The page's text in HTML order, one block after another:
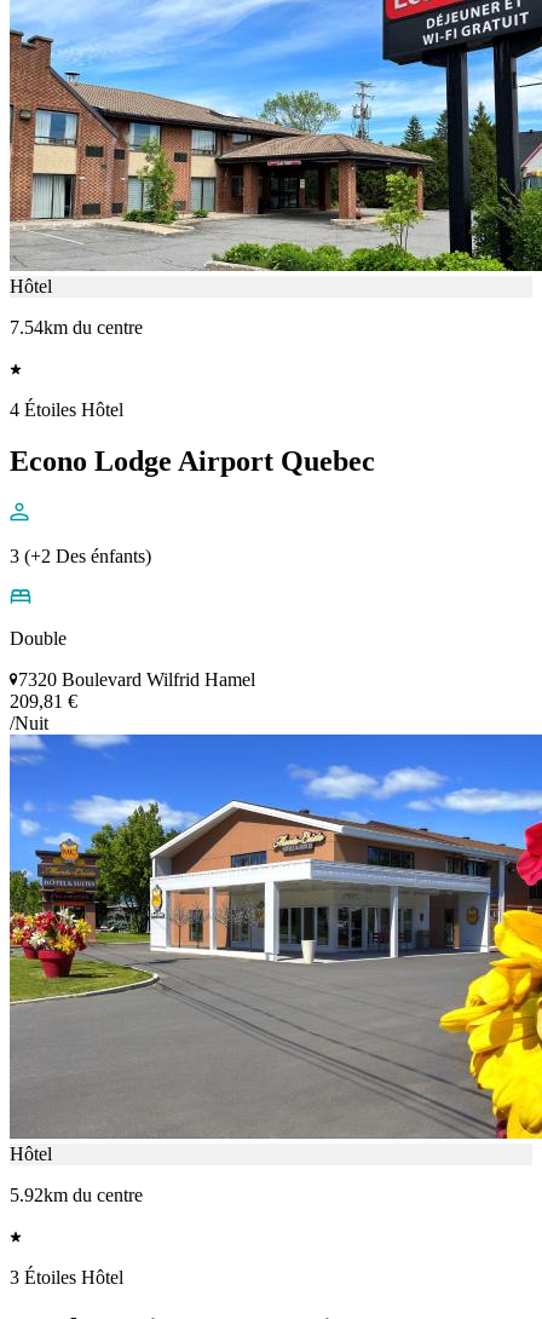
Hôtel
7.54km du centre
4 Étoiles Hôtel
Econo Lodge Airport Quebec
3 (+2 Des énfants)
Double
7320 Boulevard Wilfrid Hamel
209,81 €
/Nuit
Hôtel
5.92km du centre
3 Étoiles Hôtel